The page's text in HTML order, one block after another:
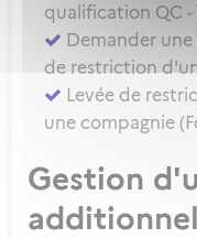
qualification QC -
Demander
de restriction
Levée de
une compagnie
Gestion